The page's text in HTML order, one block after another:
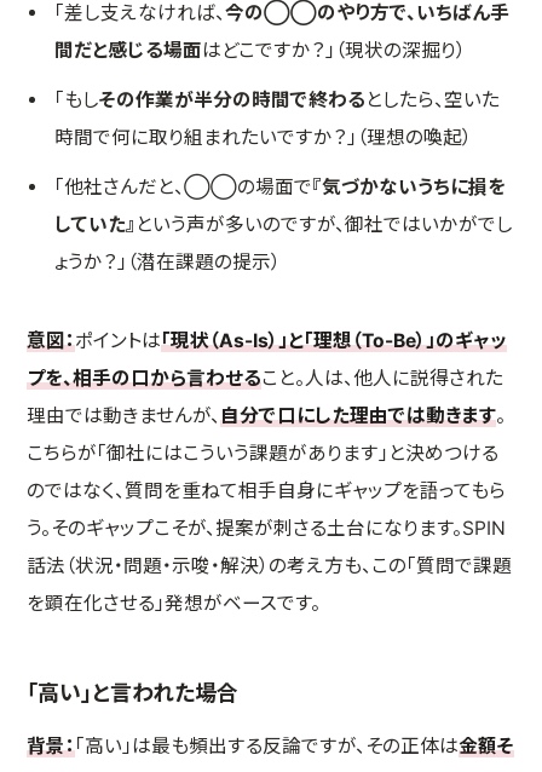
「差し支えなければ、今の◯◯のやり方で、いちばん手
間だと感じる場面はどこですか？」（現状の深掘り）
「もしその作業が半分の時間で終わる としたら、空いた
時間で何に取り組まれたいですか？」（理想の喚起）
「他社さんだと、◯◯の場面で『気づかないうちに損を
していた』 という声が多いのですが、御社ではいかがでし
ょうか？」（潜在課題の提示）
意図：ポイントは「現状（As-Is）」と「理想（To-Be）」のギャッ
プを、相手の口から言わせること。人は、他人に説得された
理由では動きませんが、自分で口にした理由では動きます。
こちらが「御社にはこういう課題があります」と決めつける
のではなく、質問を重ねて相手自身にギャップを語ってもら
う。そのギャップこそが、提案が刺さる土台になります。SPIN
話法（状況・問題・示唆・解決）の考え方も、この「質問で課題
を顕在化させる」発想がベースです。
「高い」と言われた場合
背景：「高い」は最も頻出する反論ですが、その正体は金額そ